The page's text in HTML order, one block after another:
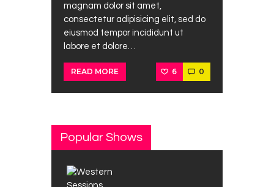
magnam dolor sit amet,
consectetur adipisicing elit, sed do
eiusmod tempor incididunt ut
labore et dolore…
READ MORE 6 0
Popular Shows